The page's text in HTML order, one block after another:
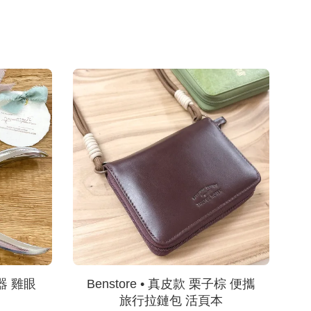
雞眼
Benstore • 真皮款 栗子棕 便攜
旅行拉鏈包 活頁本